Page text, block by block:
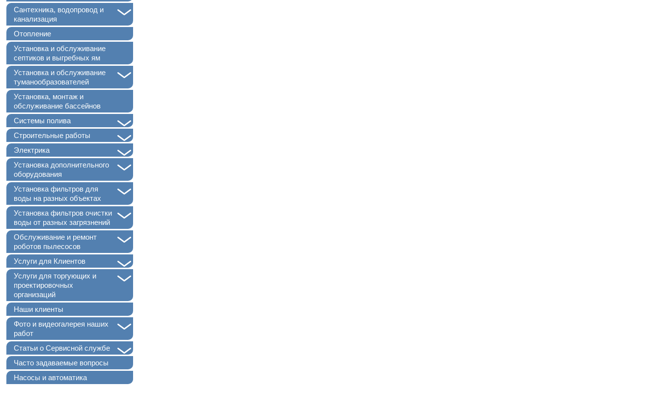
+
Сантехника, водопровод и
канализация
Отопление
Установка и обслуживание
септиков и выгребных ям
+
Установка и обслуживание
туманообразователей
Установка, монтаж и
обслуживание бассейнов
Системы полива
Строительные работы
Электрика
+
Установка дополнительного
оборудования
+
Установка фильтров для
воды на разных объектах
+
Установка фильтров очистки
воды от разных загрязнений
+
Обслуживание и ремонт
роботов пылесосов
Услуги для Клиентов
Услуги для торгующих и
проектировочных
организаций
Наши клиенты
+
Фото и видеогалерея наших
работ
+
Статьи о Сервисной службе
Часто задаваемые вопросы
Насосы и автоматика